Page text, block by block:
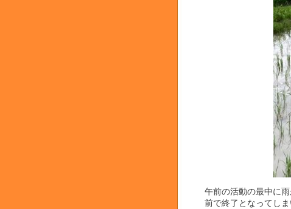
午前の活動の最中に
前で終了となってしま